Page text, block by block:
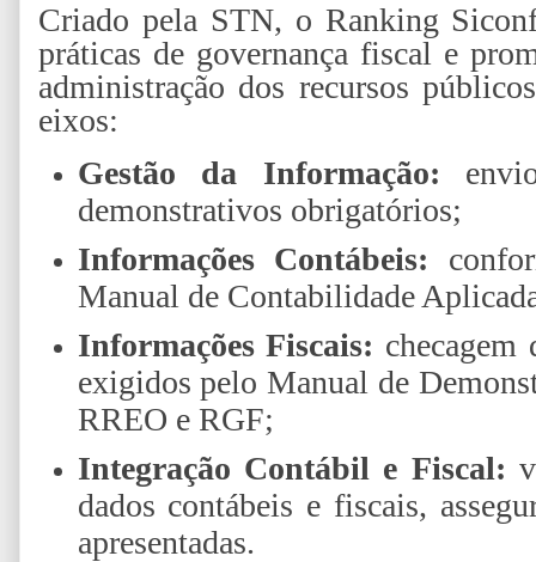
Criado pela STN, o Ranking
práticas de governança fiscal e
administração dos recursos
eixos:
Gestão da Informação:
demonstrativos obrigatórios;
Informações Contábeis:
Manual de Contabilidade
Informações Fiscais: checagem
exigidos pelo Manual de
RREO e RGF;
Integração Contábil e Fiscal:
dados contábeis e fiscais,
apresentadas.